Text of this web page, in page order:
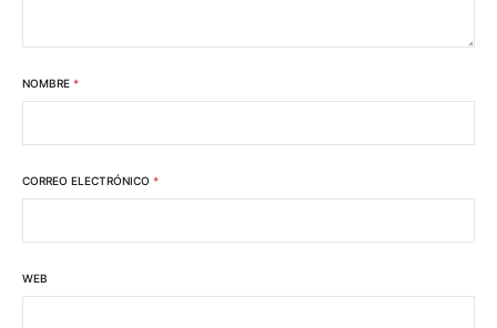
NOMBRE *
CORREO ELECTRÓNICO *
WEB